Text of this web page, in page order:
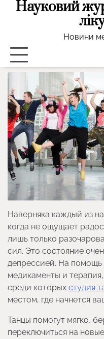
Науковий
Новини
Наверняка каждый из
когда не ощущает
лишь только
сил. Это состояние
депрессией. На помощь
медикаменты и
среди которых студия
местом, где начнется
Танцы помогут мягко,
переключиться на